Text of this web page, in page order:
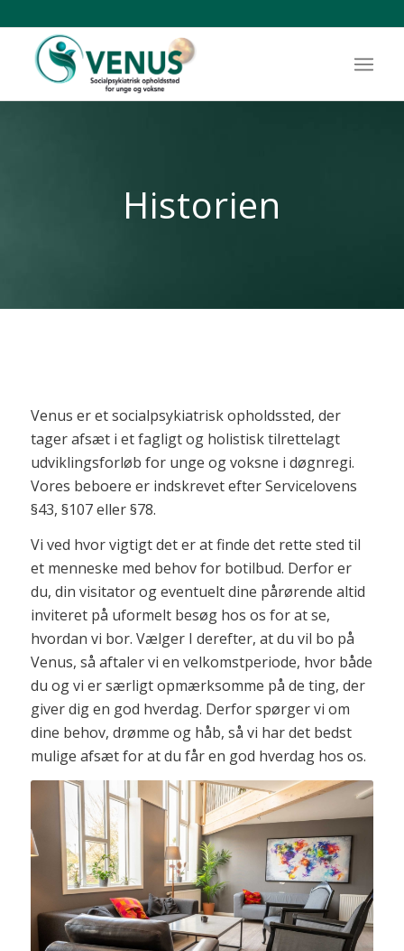
Historien
Venus er et socialpsykiatrisk opholdssted, der
tager afsæt i et fagligt og holistisk tilrettelagt
udviklingsforløb for unge og voksne i døgnregi.
Vores beboere er indskrevet efter Servicelovens
§43, §107 eller §78.
Vi ved hvor vigtigt det er at finde det rette sted til
et menneske med behov for botilbud. Derfor er
du, din visitator og eventuelt dine pårørende altid
inviteret på uformelt besøg hos os for at se,
hvordan vi bor. Vælger I derefter, at du vil bo på
Venus, så aftaler vi en velkomstperiode, hvor både
du og vi er særligt opmærksomme på de ting, der
giver dig en god hverdag. Derfor spørger vi om
dine behov, drømme og håb, så vi har det bedst
mulige afsæt for at du får en god hverdag hos os.